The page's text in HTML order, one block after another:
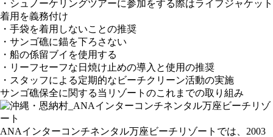
・シュノーケリングツアーに参加をする際はライフジャケット
着用を義務付け
・手袋を着用しないことの推奨
・サンゴ礁に錨を下ろさない
・船の係留ブイを使用する
・リーフセーフな日焼け止めの導入と使用の推奨
・スタッフによる定期的なビーチクリーン活動の実施
サンゴ礁保全に関する当リゾートのこれまでの取り組み
ANAインターコンチネンタル万座ビーチリゾートでは、2003